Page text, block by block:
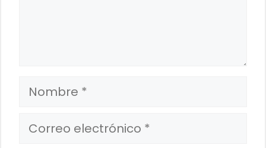
Nombre
Correo
electrónico